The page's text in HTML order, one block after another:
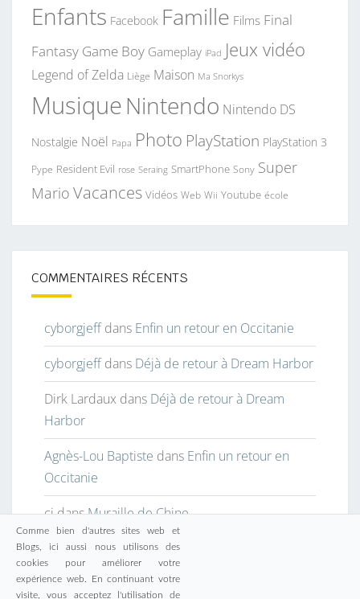
Enfants Facebook Famille Films Final
Fantasy Game Boy Gameplay iPad Jeux vidéo
Legend of Zelda Liège Maison Ma Snorkys
MusiqueNintendo Nintendo DS
Nostalgie Noël Papa Photo PlayStation PlayStation 3
Pype Resident Evil rose Seraing SmartPhone Sony Super
Mario Vacances Vidéos Web Wii Youtube école
COMMENTAIRES RÉCENTS
cyborgjeffdans Enfin un retour en Occitanie
cyborgjeffdans Déjà de retour à Dream Harbor
Dirk Lardaux dans Déjà de retour à Dream
Harbor
Agnès-Lou Baptiste dans Enfin un retour en
Occitanie
cjdansMuraille de Chine
Comme bien d'autres sites web et
Blogs, ici aussi nous utilisons des
cookies pour améliorer votre
expérience web. En continuant votre
visite, vous acceptez l'utilisation de